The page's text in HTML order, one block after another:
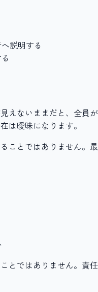
説明する
えないままだと、全員が
は曖昧になります。
ことではありません。最
とではありません。責任